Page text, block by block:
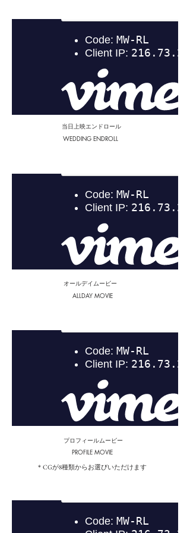
当日上映エンドロール
WEDDING ENDROLL
​オールデイムービー
ALLDAY MOVIE
プロフィールムービー
PROFILE MOVIE
＊CGが8種類からお選びいただけます